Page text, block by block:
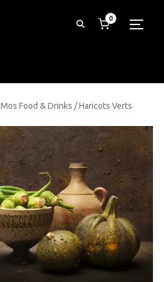
0
Mos Food & Drinks / Haricots Verts